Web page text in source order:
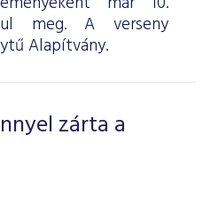
meg. A verseny
Alapítvány.
zárta a